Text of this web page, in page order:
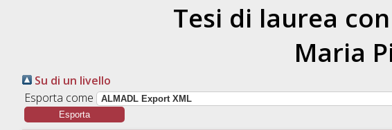
Tesi di laurea
Maria
Su di un livello
Esporta come